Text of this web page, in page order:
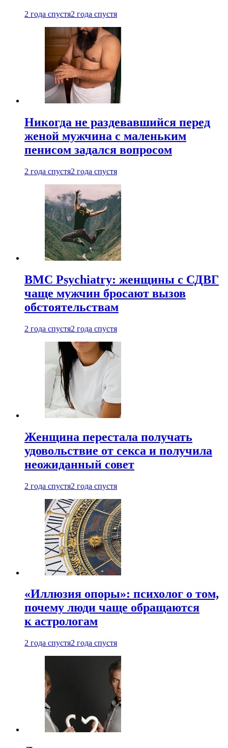
2 года спустя2 года спустя
Никогда не раздевавшийся перед
женой мужчина с маленьким
пенисом задался вопросом
2 года спустя2 года спустя
BMC Psychiatry: женщины с СДВГ
чаще мужчин бросают вызов
обстоятельствам
2 года спустя2 года спустя
Женщина перестала получать
удовольствие от секса и получила
неожиданный совет
2 года спустя2 года спустя
«Иллюзия опоры»: психолог о том,
почему люди чаще обращаются
к астрологам
2 года спустя2 года спустя